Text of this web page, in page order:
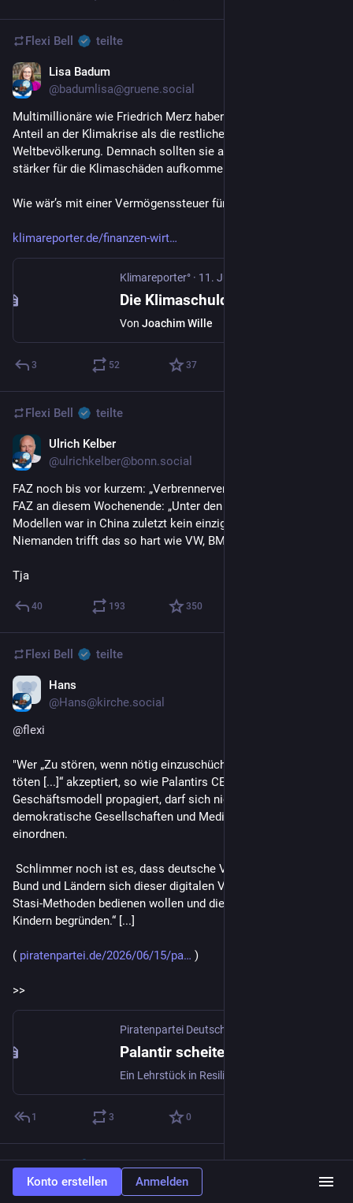
Flexi Bell teilte
Lisa Badum
@badumlisa@gruene.social
Multimillionäre wie Friedrich Merz haben einen viel größeren
Anteil an der Klimakrise als die restlichen 99% der
Weltbevölkerung. Demnach sollten sie auch proportional
stärker für die Klimaschäden aufkommen.
Wie wär’s mit einer Vermögenssteuer für Superreiche?
klimareporter.de/finanzen-wirt
Klimareporter° · 11. Juni
Von Joachim Wille
3 52 37
Flexi Bell teilte
Ulrich Kelber
@ulrichkelber@bonn.social
FAZ noch bis vor kurzem: „Verbrennerverbot weg“
FAZ an diesem Wochenende: „Unter den zehn meistverkauften
Modellen war in China zuletzt kein einziger Verbrenner mehr.
Niemanden trifft das so hart wie VW, BMW und Mercedes.
Tja
40 193 350
Flexi Bell teilte
Hans
@Hans@kirche.social
@flexi
"Wer „Zu stören, wenn nötig einzuschüchtern und bei Bedarf zu
töten [...]“ akzeptiert, so wie Palantirs CEO Karp es als
Geschäftsmodell propagiert, darf sich nicht wundern, wenn
demokratische Gesellschaften und Medien das kritisch
einordnen.
Bund und Ländern sich dieser digitalen Variante der Nazi- und
Stasi-Methoden bedienen wollen und dies mit dem Schutz von
Kindern begründen.“ [...]
( piratenpartei.de/2026/06/15/pa )
>>
Piratenpartei Deutschland
1 3 0
Flexi Bell teilte
Hans
Konto erstellen Anmelden